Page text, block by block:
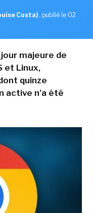
Costa) , publié le 02
majeure de
et Linux,
quinze
active n'a été